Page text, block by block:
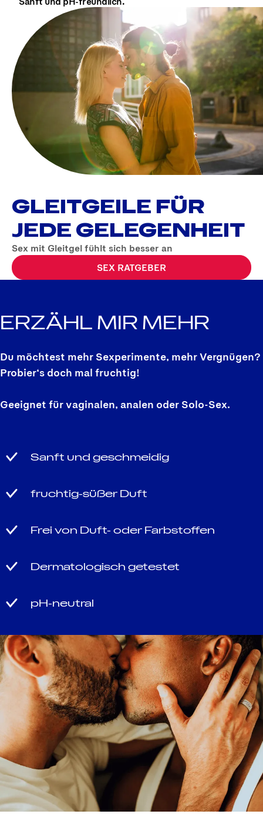
GLEITGEILE FÜR
JEDE GELEGENHEIT
Sex mit Gleitgel fühlt sich besser an
SEX RATGEBER
ERZÄHL MIR MEHR
Du möchtest mehr Sexperimente, mehr Vergnügen?
Probier‘s doch mal fruchtig!
Geeignet für vaginalen, analen oder Solo-Sex.
Sanft und geschmeidig
fruchtig-süßer Duft
Frei von Duft- oder Farbstoffen
Dermatologisch getestet
pH-neutral